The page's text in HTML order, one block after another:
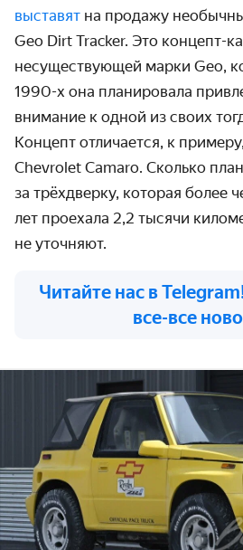
выставят на продажу
Geo Dirt Tracker. Это концепт-
несуществующей марки Geo,
1990-х она планировала
внимание к одной из своих
Концепт отличается, к
Chevrolet Camaro. Сколько
за трёхдверку, которая более
лет проехала 2,2 тысячи
не уточняют.
Читайте нас в
все-все